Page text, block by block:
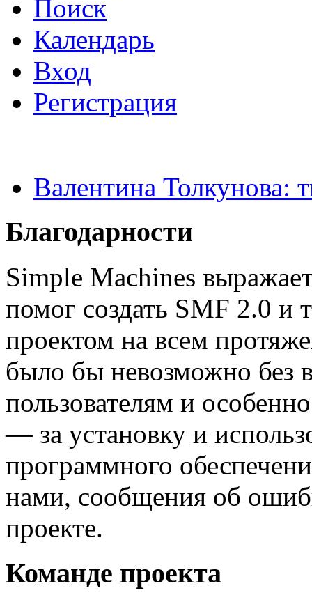
Поиск
Календарь
Вход
Регистрация
Валентина Толкунова:
Благодарности
Simple Machines
помог создать SMF 2.0 и
проектом на всем
было бы невозможно без
пользователям и
— за установку и
программного
нами, сообщения об
проекте.
Команде проекта